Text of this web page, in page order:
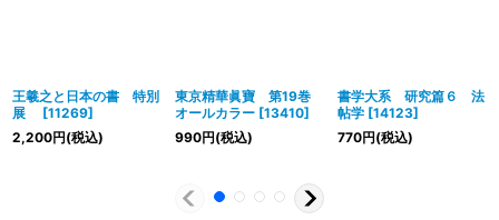
王羲之と日本の書 特別
展
[11269]
2,200円(税込)
東京精華眞寶 第19巻
オールカラー [13410]
990円(税込)
書学大系 研究篇６ 法
帖学 [14123]
770円(税込)